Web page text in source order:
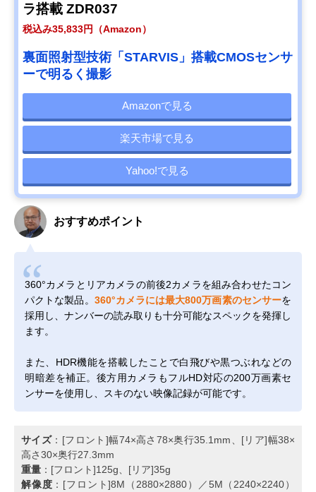
ラ搭載 ZDR037
税込み35,833円（Amazon）
裏面照射型技術「STARVIS」搭載CMOSセンサ
ーで明るく撮影
Amazonで見る
楽天市場で見る
Yahoo!で見る
おすすめポイント
360°カメラとリアカメラの前後2カメラを組み合わせたコン
パクトな製品。 360°カメラには最大800万画素のセンサーを
採用し、ナンバーの読み取りも十分可能なスペックを発揮し
ます。
また、HDR機能を搭載したことで白飛びや黒つぶれなどの
明暗差を補正。後方用カメラもフルHD対応の200万画素セ
ンサーを使用し、スキのない映像記録が可能です。
サイズ：[フロント]幅74×高さ78×奥行35.1mm、[リア]幅38×
高さ30×奥行27.3mm
重量 ：[フロント]125g、[リア]35g
解像度 ：[フロント]8M（2880×2880）／5M（2240×2240）